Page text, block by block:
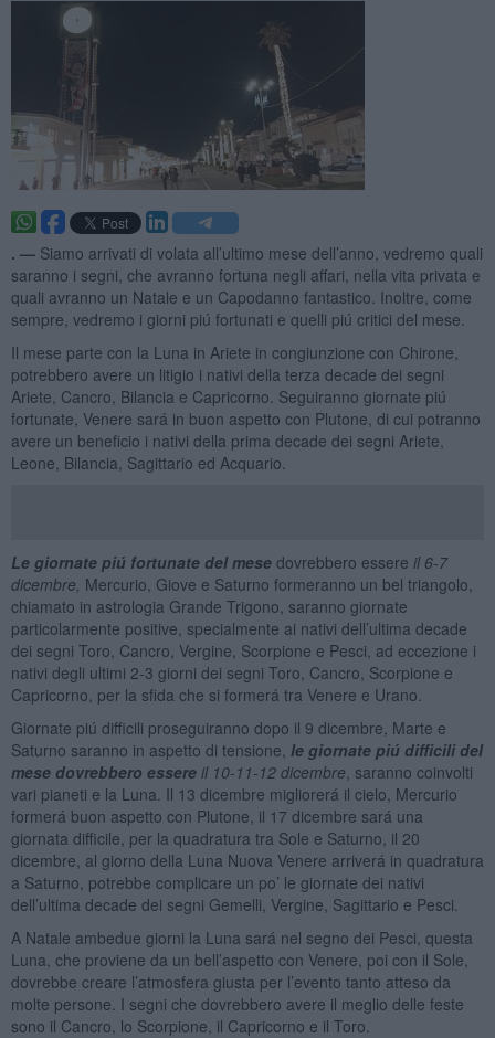
. — Siamo arrivati di volata all’ultimo mese dell’anno, vedremo quali
saranno i segni, che avranno fortuna negli affari, nella vita privata e
quali avranno un Natale e un Capodanno fantastico. Inoltre, come
sempre, vedremo i giorni piú fortunati e quelli piú critici del mese.
Il mese parte con la Luna in Ariete in congiunzione con Chirone,
potrebbero avere un litigio i nativi della terza decade dei segni
Ariete, Cancro, Bilancia e Capricorno. Seguiranno giornate piú
fortunate, Venere sará in buon aspetto con Plutone, di cui potranno
avere un beneficio i nativi della prima decade dei segni Ariete,
Leone, Bilancia, Sagittario ed Acquario.
Le giornate piú fortunate del mese dovrebbero essere il 6-7
dicembre, Mercurio, Giove e Saturno formeranno un bel triangolo,
chiamato in astrologia Grande Trigono, saranno giornate
particolarmente positive, specialmente ai nativi dell’ultima decade
dei segni Toro, Cancro, Vergine, Scorpione e Pesci, ad eccezione i
nativi degli ultimi 2-3 giorni dei segni Toro, Cancro, Scorpione e
Capricorno, per la sfida che si formerá tra Venere e Urano.
Giornate piú difficili proseguiranno dopo il 9 dicembre, Marte e
Saturno saranno in aspetto di tensione, le giornate piú difficili del
mese dovrebbero essere il 10-11-12 dicembre , saranno coinvolti
vari pianeti e la Luna. Il 13 dicembre migliorerá il cielo, Mercurio
formerá buon aspetto con Plutone, il 17 dicembre sará una
giornata difficile, per la quadratura tra Sole e Saturno, il 20
dicembre, al giorno della Luna Nuova Venere arriverá in quadratura
a Saturno, potrebbe complicare un po’ le giornate dei nativi
dell’ultima decade dei segni Gemelli, Vergine, Sagittario e Pesci.
A Natale ambedue giorni la Luna sará nel segno dei Pesci, questa
Luna, che proviene da un bell’aspetto con Venere, poi con il Sole,
dovrebbe creare l’atmosfera giusta per l’evento tanto atteso da
molte persone. I segni che dovrebbero avere il meglio delle feste
sono il Cancro, lo Scorpione, il Capricorno e il Toro.